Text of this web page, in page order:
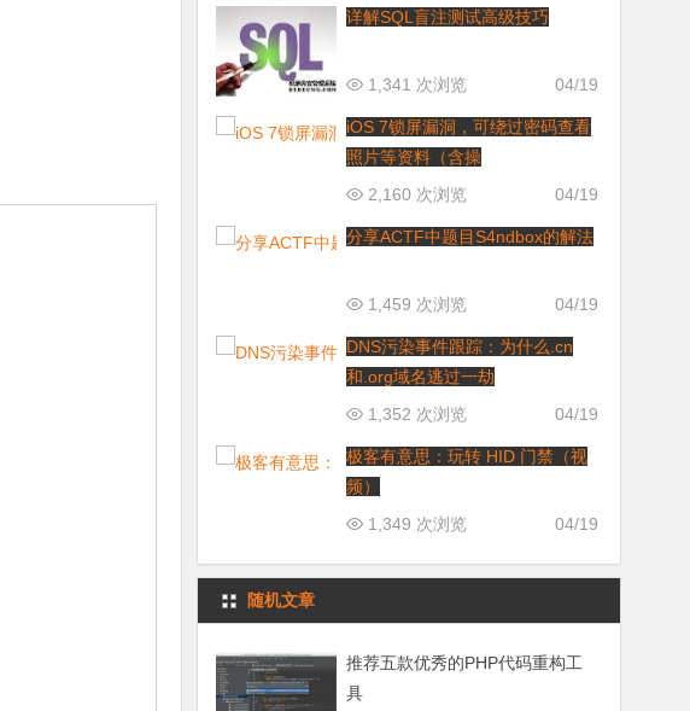
详解SQL盲注测试高级技巧
04/19
1,341 次浏览
iOS 7锁屏漏洞，可绕过密码查看
照片等资料（含操
04/19
2,160 次浏览
分享ACTF中题目S4ndbox的解法
04/19
1,459 次浏览
DNS污染事件跟踪：为什么.cn
和.org域名逃过一劫
04/19
1,352 次浏览
极客有意思：玩转 HID 门禁（视
频）
04/19
1,349 次浏览
随机文章
推荐五款优秀的PHP代码重构工
具